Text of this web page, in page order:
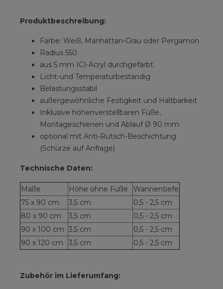
Produktbeschreibung:
Farbe: Weiß, Manhattan-Grau oder Pergamon
Radius 550
aus 5 mm ICI-Acryl durchgefärbt
Licht-und Temperaturbeständig
Belastungsstabil
außergewöhnliche Festigkeit und Haltbarkeit
Inklusive höhenverstellbaren Füße,
Montageschienen und Ablauf Ø 90 mm
optional mit Anti-Rutsch-Beschichtung
(Schürze auf Anfrage)
Technische Daten:
Maße Höhe ohne Füße
Wannentiefe
75 x 90 cm
3,5 cm
0,5 - 2,5 cm
80 x 90 cm
3,5 cm
0,5 - 2,5 cm
90 x 100 cm 3,5 cm
0,5 - 2,5 cm
90 x 120 cm
3,5 cm 0,5 - 2,5 cm
Zubehör im Lieferumfang: